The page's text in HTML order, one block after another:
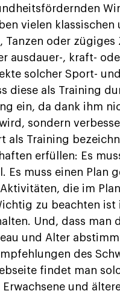
vielen
Tanzen oder
ausdauer-, kraft-
solcher Sport-
diese als Training
ein, da dank ihm
sondern
als Training
erfüllen: Es
Es muss einen Plan
die im
zu beachten
Und, dass man
und Alter
des
findet man
und